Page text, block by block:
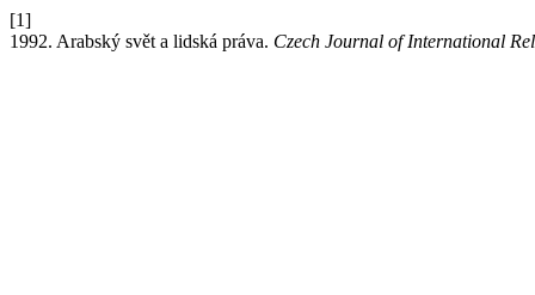
[1]
1992. Arabský svět a lidská práva. Czech Journal of International